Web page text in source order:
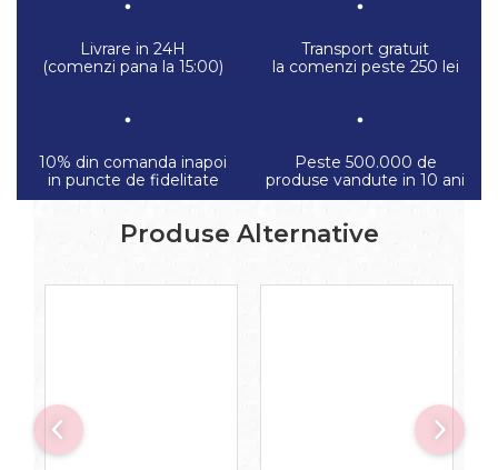
Livrare in 24H
(comenzi pana la 15:00)
Transport gratuit
la comenzi peste 250 lei
10% din comanda inapoi
in puncte de fidelitate
Peste 500.000 de
produse vandute in 10 ani
Produse Alternative